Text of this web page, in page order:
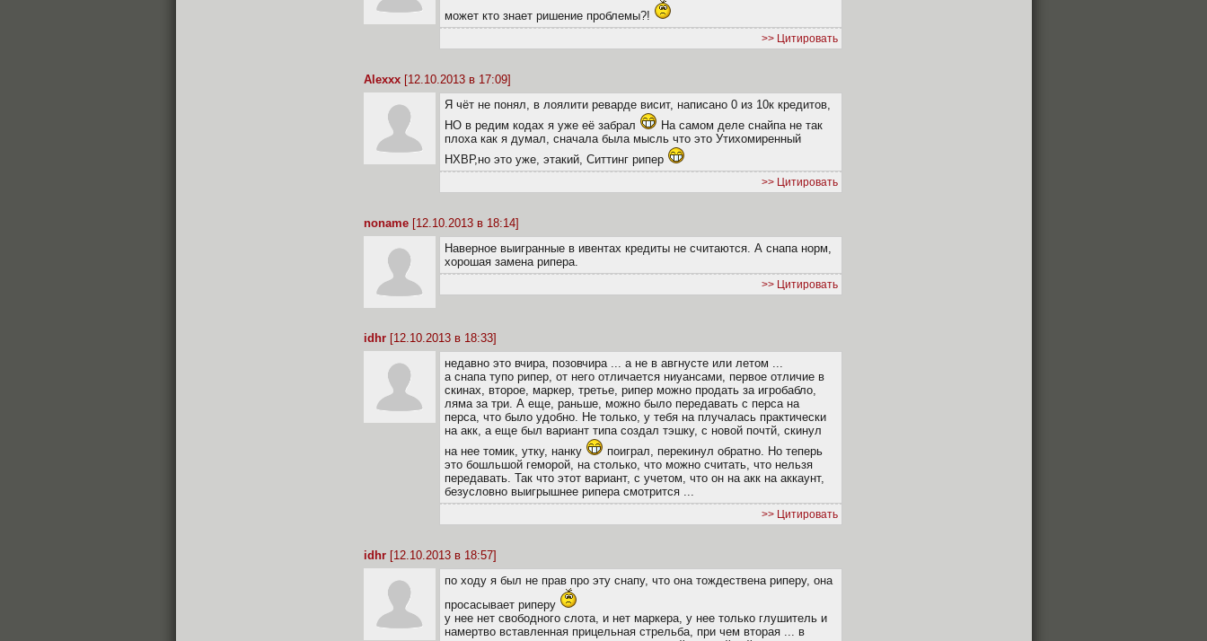
может кто знает ришение проблемы?!
>> Цитировать
Alexxx [12.10.2013 в 17:09]
Я чёт не понял, в лоялити реварде висит, написано 0 из 10к кредитов,
НО в редим кодах я уже её забрал
На самом деле снайпа не так
плоха как я думал, сначала была мысль что это Утихомиренный
НХВР,но это уже, этакий, Ситтинг рипер
>> Цитировать
noname [12.10.2013 в 18:14]
Наверное выигранные в ивентах кредиты не считаются. А снапа норм,
хорошая замена рипера.
>> Цитировать
idhr [12.10.2013 в 18:33]
недавно это вчира, позовчира ... а не в авгнусте или летом ...
а снапа тупо рипер, от него отличается ниуансами, первое отличие в
скинах, второе, маркер, третье, рипер можно продать за игробабло,
ляма за три. А еще, раньше, можно было передавать с перса на
перса, что было удобно. Не только, у тебя на плучалась практически
на акк, а еще был вариант типа создал тэшку, с новой почтй, скинул
на нее томик, утку, нанку
поиграл, перекинул обратно. Но теперь
это бошльшой геморой, на столько, что можно считать, что нельзя
передавать. Так что этот вариант, с учетом, что он на акк на аккаунт,
безусловно выигрышнее рипера смотрится ...
>> Цитировать
idhr [12.10.2013 в 18:57]
по ходу я был не прав про эту снапу, что она тождествена риперу, она
просасывает риперу
у нее нет свободного слота, и нет маркера, у нее только глушитель и
намертво вставленная прицельная стрельба, при чем вторая ... в